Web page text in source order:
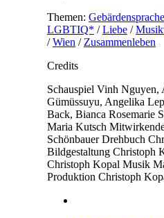
Themen: Gebärdensprache
LGBTIQ* /Liebe/
/Wien / Zusammenleben
Credits
Schauspiel Vinh Nguyen,
Gümüssuyu, Angelika
Back, Bianca Rosemarie
Maria Kutsch
Schönbauer Drehbuch
Bildgestaltung Christoph
Christoph Kopal Musik
Produktion Christoph